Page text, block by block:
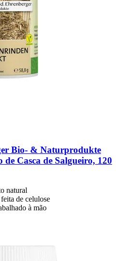
Bio- & Naturprodukte
de Casca de Salgueiro, 120
natural
de celulose
à mão